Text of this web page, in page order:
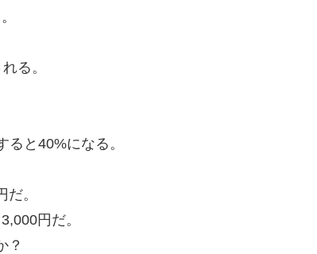
る。
と40%になる。
。
円だ。
？